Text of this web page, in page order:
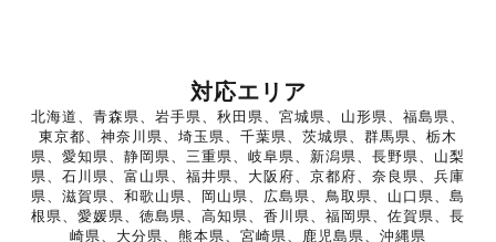
対応エリア
北海道、青森県、岩手県、秋田県、宮城県、山形県、福島県、
東京都、神奈川県、埼玉県、千葉県、茨城県、群馬県、栃木
県、愛知県、静岡県、三重県、岐阜県、新潟県、長野県、山梨
県、石川県、富山県、福井県、大阪府、京都府、奈良県、兵庫
県、滋賀県、和歌山県、岡山県、広島県、鳥取県、山口県、島
根県、愛媛県、徳島県、高知県、香川県、福岡県、佐賀県、長
崎県、大分県、熊本県、宮崎県、鹿児島県、沖縄県